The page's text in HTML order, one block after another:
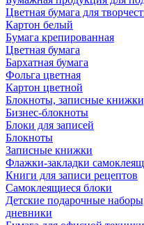
Цветная бумага для
Картон белый
Бумага крепированная
Цветная бумага
Бархатная бумага
Фольга цветная
Картон цветной
Блокноты, записные
Бизнес-блокноты
Блоки для записей
Блокноты
Записные книжки
Флажки-закладки
Книги для записи рецептов
Самоклеящиеся блоки
Детские подарочные
дневники